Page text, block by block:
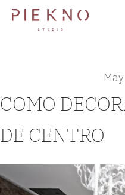
COMO
DE CENTRO